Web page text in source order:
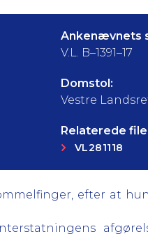
Ankenævnets
V.L. B–1391–17
Domstol:
Vestre
Relaterede
VL281118
efter at